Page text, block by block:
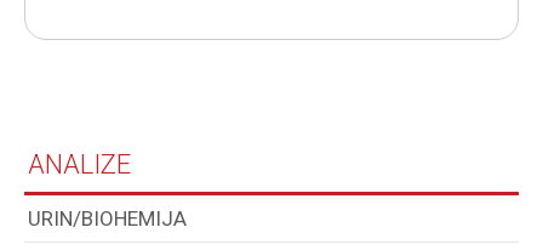
ANALIZE
URIN/BIOHEMIJA